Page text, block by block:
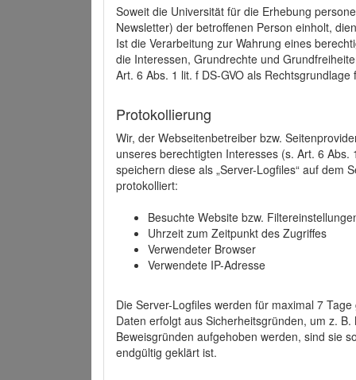
Soweit die Universität für die Erhebung
Newsletter) der betroffenen Person einholt,
Ist die Verarbeitung zur Wahrung eines
die Interessen, Grundrechte und
Art. 6 Abs. 1 lit. f DS-GVO als
Protokollierung
Wir, der Webseitenbetreiber bzw.
unseres berechtigten Interesses (s. Art. 6
speichern diese als „Server-Logfiles“ auf dem
protokolliert:
Besuchte Website bzw.
Uhrzeit zum Zeitpunkt des Zugriffes
Verwendeter Browser
Verwendete IP-Adresse
Die Server-Logfiles werden für maximal 7
Daten erfolgt aus Sicherheitsgründen, um z.
Beweisgründen aufgehoben werden, sind sie
endgültig geklärt ist.